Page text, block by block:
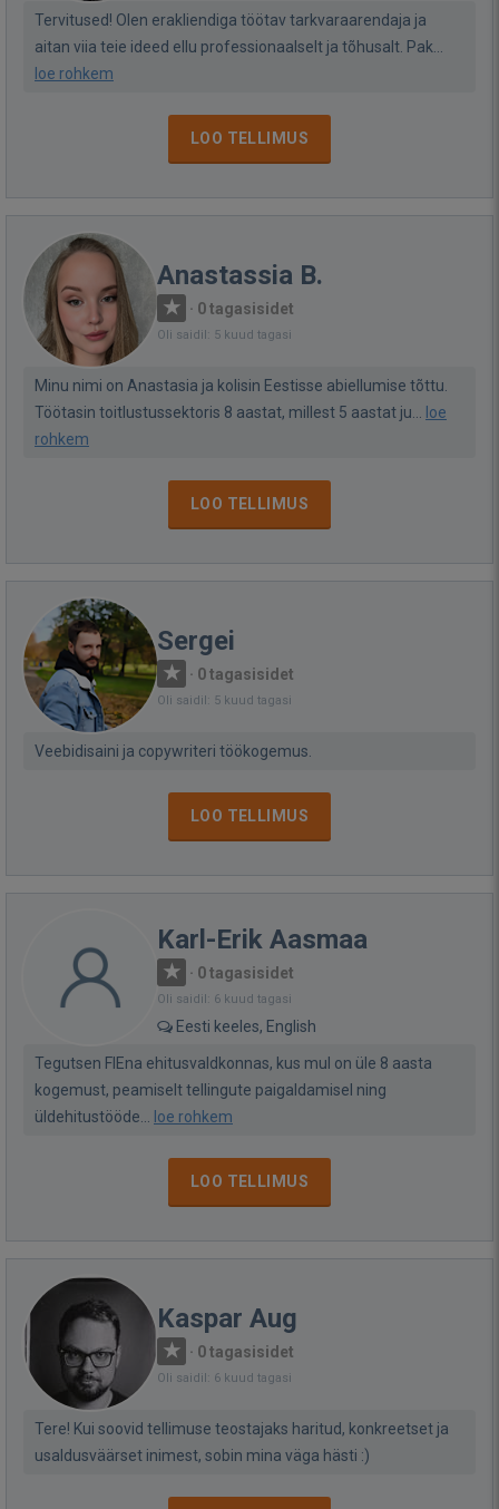
Tervitused! Olen erakliendiga töötav tarkvaraarendaja ja
aitan viia teie ideed ellu professionaalselt ja tõhusalt. Pak...
loe rohkem
LOO TELLIMUS
Anastassia B.
· 0 tagasisidet
Oli saidil: 5 kuud tagasi
Minu nimi on Anastasia ja kolisin Eestisse abiellumise tõttu.
Töötasin toitlustussektoris 8 aastat, millest 5 aastat ju...
loe
rohkem
LOO TELLIMUS
Sergei
· 0 tagasisidet
Oli saidil: 5 kuud tagasi
Veebidisaini ja copywriteri töökogemus.
LOO TELLIMUS
Karl-Erik Aasmaa
· 0 tagasisidet
Oli saidil: 6 kuud tagasi
Eesti keeles, English
Tegutsen FIEna ehitusvaldkonnas, kus mul on üle 8 aasta
kogemust, peamiselt tellingute paigaldamisel ning
üldehitustööde...
loe rohkem
LOO TELLIMUS
Kaspar Aug
· 0 tagasisidet
Oli saidil: 6 kuud tagasi
Tere! Kui soovid tellimuse teostajaks haritud, konkreetset ja
usaldusväärset inimest, sobin mina väga hästi :)